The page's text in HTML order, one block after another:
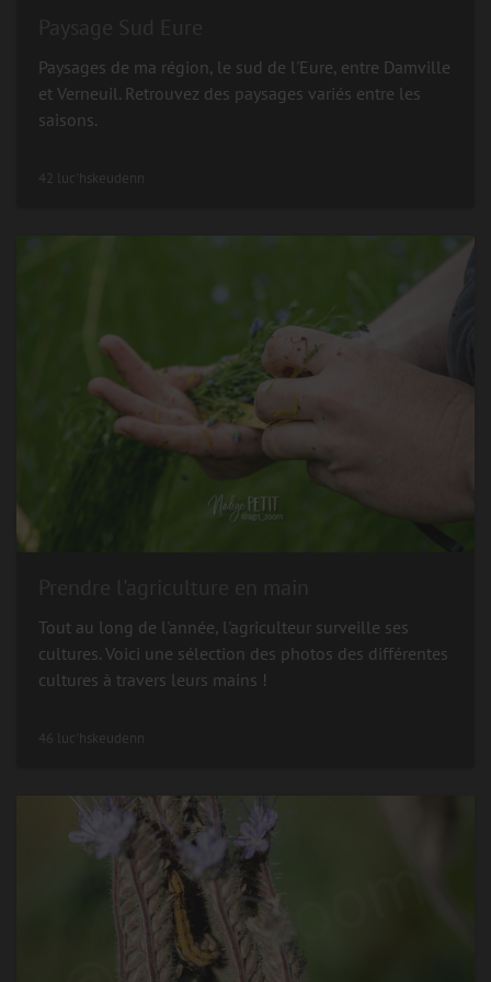
Paysages de ma région, le sud de l'Eure, entre Damville
et Verneuil. Retrouvez des paysages variés entre les
saisons.
42 luc'hskeudenn
Tout au long de l'année, l'agriculteur surveille ses
cultures. Voici une sélection des photos des différentes
cultures à travers leurs mains !
46 luc'hskeudenn